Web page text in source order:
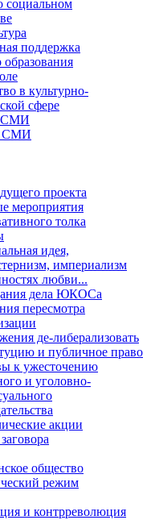
социальном
поддержка
образования
в культурно-
сфере
СМИ
СМИ
проекта
мероприятия
толка
идея,
империализм
любви...
дела ЮКОСа
пересмотра
де-либерализовать
и публичное право
к ужесточению
и уголовно-
акции
общество
режим
и контрреволюция